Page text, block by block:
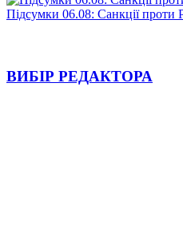
Підсумки 06.08: Санкції
ВИБІР РЕДАКТОРА